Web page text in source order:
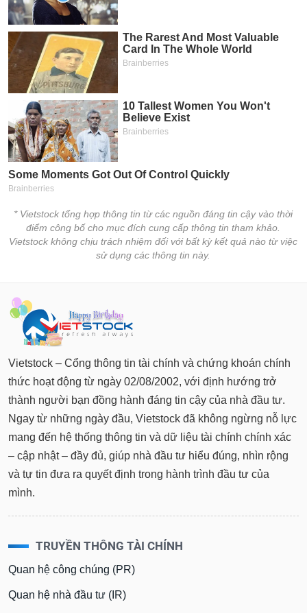
* Vietstock tổng hợp thông tin từ các nguồn đáng tin cậy vào thời
điểm công bố cho mục đích cung cấp thông tin tham khảo.
Vietstock không chịu trách nhiệm đối với bất kỳ kết quả nào từ việc
sử dụng các thông tin này.
Vietstock – Cổng thông tin tài chính và chứng khoán chính
thức hoạt động từ ngày 02/08/2002, với định hướng trở
thành người bạn đồng hành đáng tin cậy của nhà đầu tư.
Ngay từ những ngày đầu, Vietstock đã không ngừng nỗ lực
mang đến hệ thống thông tin và dữ liệu tài chính chính xác
– cập nhật – đầy đủ, giúp nhà đầu tư hiểu đúng, nhìn rộng
và tự tin đưa ra quyết định trong hành trình đầu tư của
mình.
TRUYỀN THÔNG TÀI CHÍNH
Quan hệ công chúng (PR)
Quan hệ nhà đầu tư (IR)